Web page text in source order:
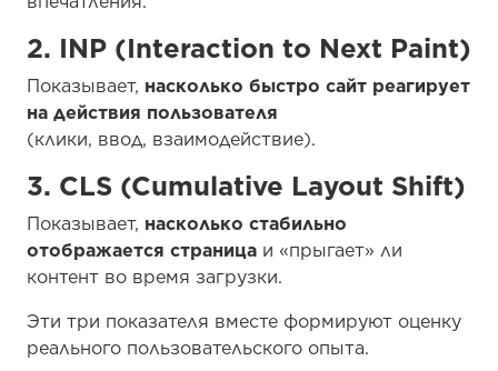
2. INP (Interaction to Next Paint)
Показывает, насколько быстро сайт реагирует
на действия пользователя
(клики, ввод, взаимодействие).
3. CLS (Cumulative Layout Shift)
Показывает, насколько стабильно
отображается страница и «прыгает» ли
контент во время загрузки.
Эти три показателя вместе формируют оценку
реального пользовательского опыта.